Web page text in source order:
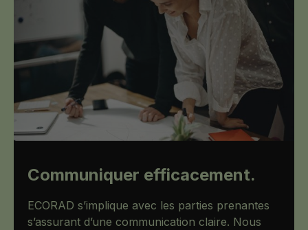
Communiquer efficacement.
ECORAD s’implique avec les parties prenantes
s’assurant d’une communication claire. Nous